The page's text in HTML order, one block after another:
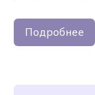
Подробнее